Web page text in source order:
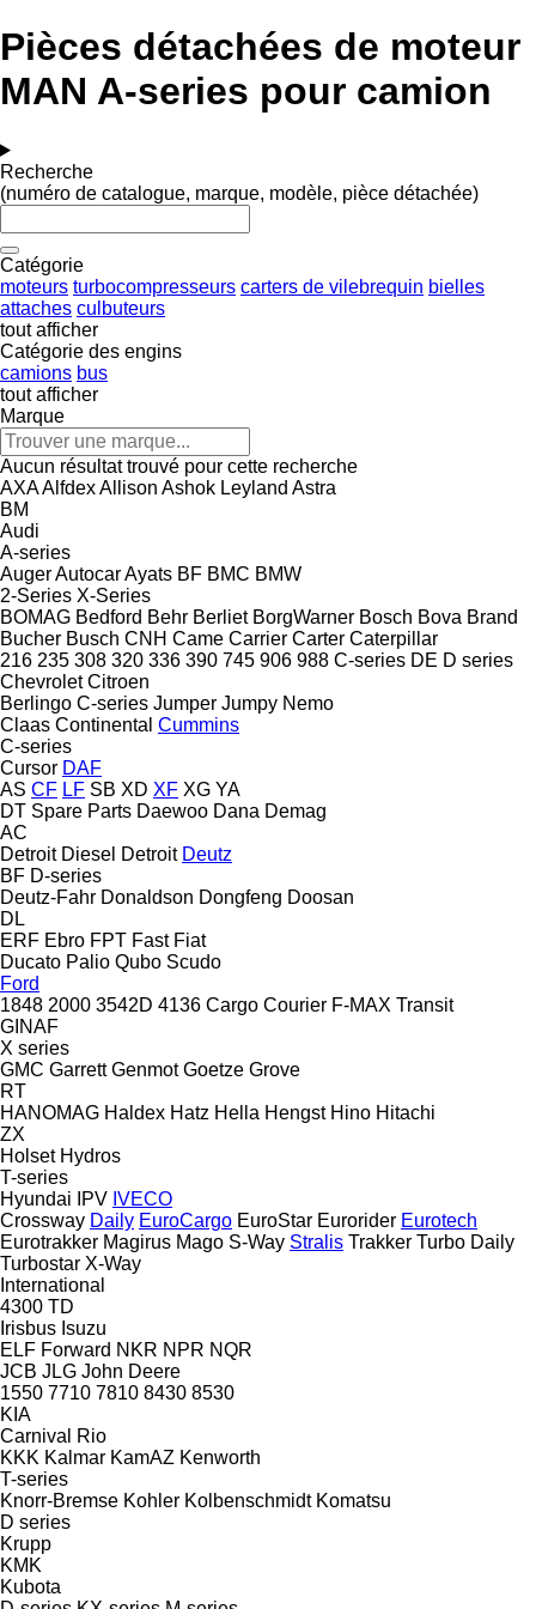
Pièces détachées de moteur
MAN A-series pour camion
Recherche
(numéro de catalogue, marque, modèle, pièce détachée)
Catégorie
moteurs turbocompresseurs carters de vilebrequin bielles
attaches culbuteurs
tout afficher
Catégorie des engins
camions bus
tout afficher
Marque
Aucun résultat trouvé pour cette recherche
AXAAlfdexAllison Ashok Leyland Astra
BM
Audi
A-series
AugerAutocarAyats BF BMC BMW
2-Series X-Series
BOMAG Bedford Behr Berliet BorgWarner Bosch Bova Brand
Bucher Busch CNH Came Carrier Carter Caterpillar
216 235 308 320 336 390 745 906 988 C-series DE D series
Chevrolet Citroen
Berlingo C-series Jumper Jumpy Nemo
Claas Continental Cummins
C-series
Cursor DAF
AS CF LF SB XD XF XG YA
DT Spare Parts Daewoo Dana Demag
AC
Detroit Diesel Detroit Deutz
BF D-series
Deutz-Fahr Donaldson Dongfeng Doosan
DL
ERF Ebro FPT Fast Fiat
Ducato Palio Qubo Scudo
Ford
1848 2000 3542D 4136 Cargo Courier F-MAX Transit
GINAF
X series
GMC Garrett Genmot Goetze Grove
RT
HANOMAG Haldex Hatz Hella Hengst Hino Hitachi
ZX
Holset Hydros
T-series
Hyundai
IPV IVECO
Crossway Daily EuroCargo EuroStar Eurorider Eurotech
Eurotrakker Magirus Mago S-Way Stralis Trakker Turbo Daily
Turbostar X-Way
International
4300 TD
Irisbus Isuzu
ELF Forward NKR NPR NQR
JCB JLG John Deere
1550 7710 7810 8430 8530
KIA
Carnival
Rio
KKK Kalmar KamAZ Kenworth
T-series
Knorr-Bremse Kohler Kolbenschmidt Komatsu
D series
Krupp
KMK
Kubota